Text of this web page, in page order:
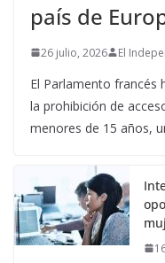
país de
26 julio, 2026 El
El Parlamento francés
la prohibición de
menores de 15 años,